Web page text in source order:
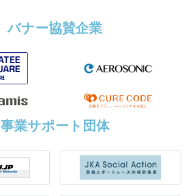
バナー協賛企業
事業サポート団体